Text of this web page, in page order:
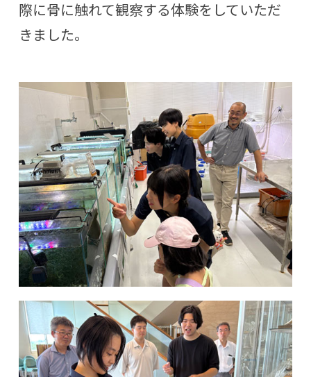
際に骨に触れて観察する体験をしていただ
きました。